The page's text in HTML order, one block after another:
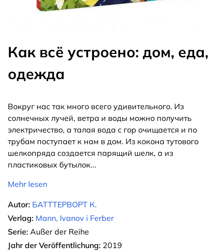
Как всё устроено: дом, еда,
одежда
Вокруг нас так много всего удивительного. Из
солнечных лучей, ветра и воды можно получить
электричество, а талая вода с гор очищается и по
трубам поступает к нам в дом. Из кокона тутового
шелкопряда создается парящий шелк, а из
пластиковых бутылок...
Mehr lesen
Autor: БАТТТЕРВОРТ К.
Verlag: Mann, Ivanov i Ferber
Serie: Außer der Reihe
Jahr der Veröffentlichung: 2019